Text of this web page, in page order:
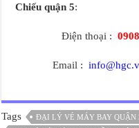
Chiếu quận 5:
Điện thoại :
Email :
Tags
ĐẠI LÝ VÉ MÁY BAY QUẬN